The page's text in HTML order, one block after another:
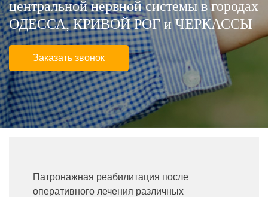
центральной нервной системы в городах
ОДЕССА, КРИВОЙ РОГ и ЧЕРКАССЫ
Заказать звонок
Патронажная реабилитация после
оперативного лечения различных